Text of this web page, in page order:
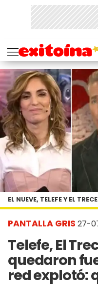
PANTALLA GRIS 27-
Telefe, El
quedaron
red explotó:
EL NUEVE, TELEFE Y EL TRECE